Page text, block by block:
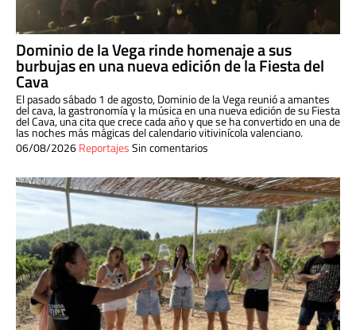
Dominio de la Vega rinde homenaje a sus
burbujas en una nueva edición de la Fiesta del
Cava
El pasado sábado 1 de agosto, Dominio de la Vega reunió a amantes
del cava, la gastronomía y la música en una nueva edición de su Fiesta
del Cava, una cita que crece cada año y que se ha convertido en una de
las noches más mágicas del calendario vitivinícola valenciano.
06/08/2026ReportajesSin comentarios